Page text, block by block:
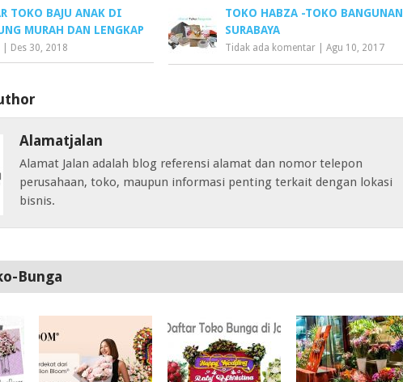
TOKO BAJU ANAK DI
MURAH DAN LENGKAP
Des 30, 2018
TOKO HABZA -TOKO BANGUNAN
SURABAYA
Tidak ada komentar |Agu 10, 2017
Alamatjalan
Alamat Jalan adalah blog referensi alamat dan nomor telepon
perusahaan, toko, maupun informasi penting terkait dengan lokasi
bisnis.
Bunga